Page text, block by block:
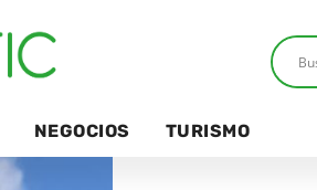
NEGOCIOS TURISMO